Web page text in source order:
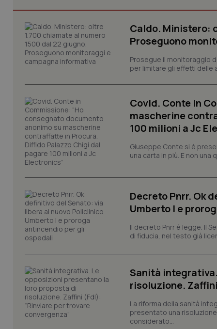
Caldo. Ministero:
Proseguono
Prosegue il monitoraggio
per limitare gli effetti delle
Covid. Conte in
mascherine
100 milioni a Jc
Giuseppe Conte si è
una carta in più. E non
Decreto Pnrr. Ok
Umberto I e
Il decreto Pnrr è legge. Il
di fiducia, nel testo già
Sanità
risoluzione.
La riforma della sanità
presentato una
considerato...
tracking-sites-
tracking-sites-
_ga_KM60CM4NPH
Nome
Nome
VISITOR_INFO1_LIVE
__Secure-YNID